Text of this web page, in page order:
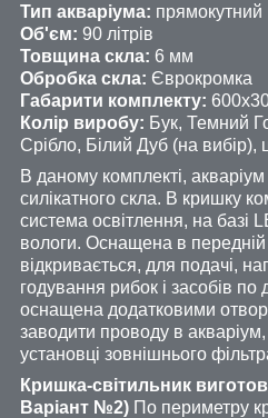
Тип акваріума: прямокутний
Об'єм: 90 літрів
Товщина скла: 6 мм
Обробка скла: Єврокромка
Габарити комплекту:
Колір виробу: Бук, Темний
Срібло, Білий Дуб (на вибір),
В даному комплекті,
силікатного скла. В кришку
система освітлення, на базі
вологи. Оснащена в передній
відкривається, для подачі,
годування рибок і засобів
оснащена додатковими
заводити проводу в
установці зовнішнього
Кришка-світильник
Варіант №2) По периметру